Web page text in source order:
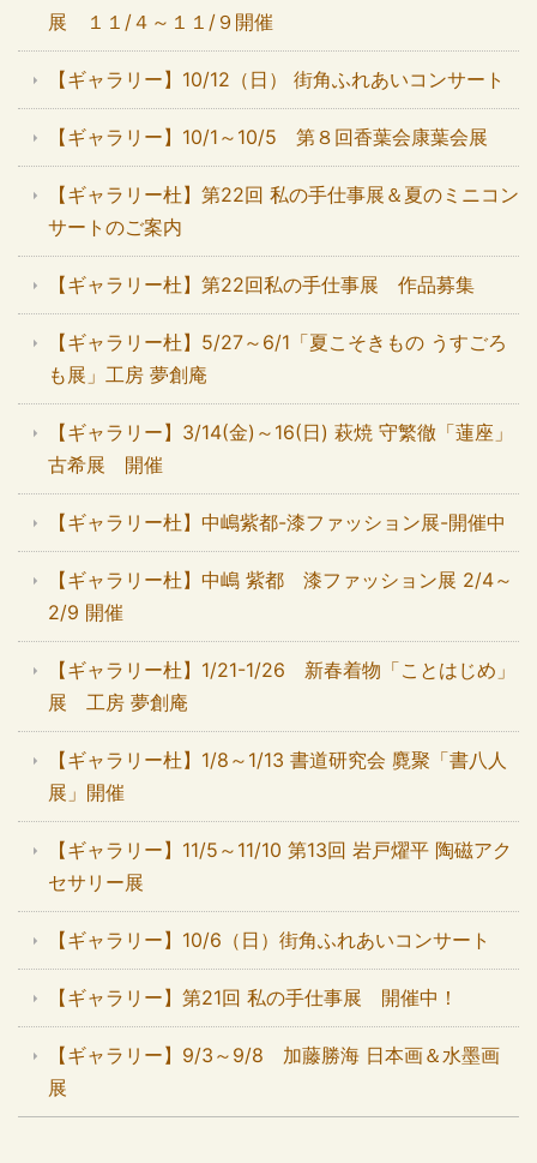
展 １１/４～１１/９開催
【ギャラリー】10/12（日） 街角ふれあいコンサート
【ギャラリー】10/1～10/5 第８回香葉会康葉会展
【ギャラリー杜】第22回 私の手仕事展＆夏のミニコン
サートのご案内
【ギャラリー杜】第22回私の手仕事展 作品募集
【ギャラリー杜】5/27～6/1「夏こそきもの うすごろ
も展」工房 夢創庵
【ギャラリー】3/14(金)～16(日) 萩焼 守繁徹「蓮座」
古希展 開催
【ギャラリー杜】中嶋紫都-漆ファッション展-開催中
【ギャラリー杜】中嶋 紫都 漆ファッション展 2/4～
2/9 開催
【ギャラリー杜】1/21-1/26 新春着物「ことはじめ」
展 工房 夢創庵
【ギャラリー杜】1/8～1/13 書道研究会 麑聚「書八人
展」開催
【ギャラリー】11/5～11/10 第13回 岩戸燿平 陶磁アク
セサリー展
【ギャラリー】10/6（日）街角ふれあいコンサート
【ギャラリー】第21回 私の手仕事展 開催中！
【ギャラリー】9/3～9/8 加藤勝海 日本画＆水墨画
展